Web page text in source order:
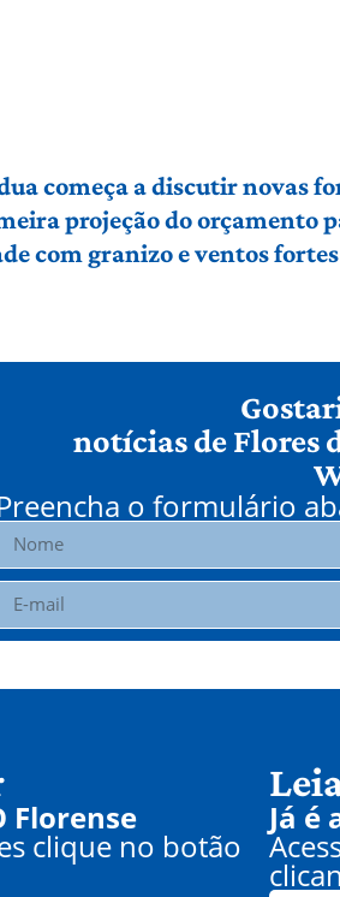
começa a discutir novas
projeção do orçamento
com granizo e ventos
notícias de Flores
o formulário
Florense
clique no botão
Já é